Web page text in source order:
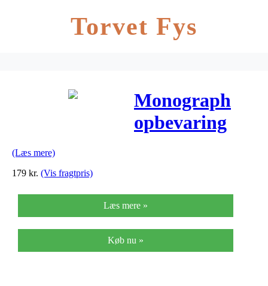
Torvet Fys
Monograph
opbevaring
cm)
(Læs mere)
179 kr. (Vis fragtpris)
Læs mere »
Køb nu »